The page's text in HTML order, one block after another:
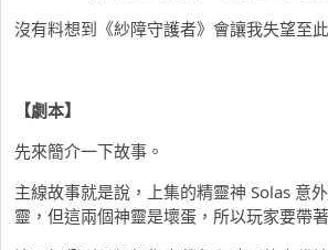
沒有料想到《紗障守護者》會讓我失望至此
【劇本】
先來簡介一下故事。
主線故事就是說，上集的精靈神 Solas 意
靈，但這兩個神靈是壞蛋，所以玩家要帶